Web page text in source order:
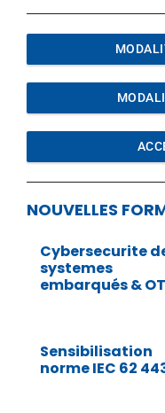
NOUVELLES
Cybersecurite
systemes
embarqués & OT
Sensibilisation
norme IEC 62